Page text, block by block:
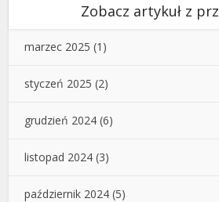
Zobacz artykuł z
marzec 2025 (1)
styczeń 2025 (2)
grudzień 2024 (6)
listopad 2024 (3)
październik 2024 (5)